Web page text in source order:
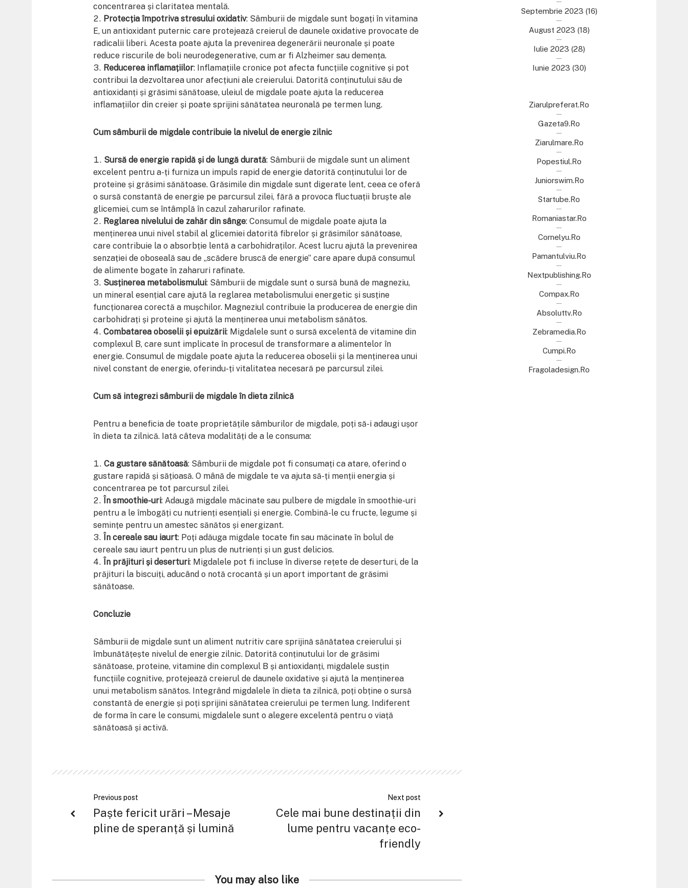
concentrarea și claritatea mentală.
Protecția împotriva stresului oxidativ: Sâmburii de migdale sunt bogați în vitamina
E, un antioxidant puternic care protejează creierul de daunele oxidative provocate de
radicalii liberi. Acesta poate ajuta la prevenirea degenerării neuronale și poate
reduce riscurile de boli neurodegenerative, cum ar fi Alzheimer sau demența.
Reducerea inflamațiilor: Inflamațiile cronice pot afecta funcțiile cognitive și pot
contribui la dezvoltarea unor afecțiuni ale creierului. Datorită conținutului său de
antioxidanți și grăsimi sănătoase, uleiul de migdale poate ajuta la reducerea
inflamațiilor din creier și poate sprijini sănătatea neuronală pe termen lung.
Cum sâmburii de migdale contribuie la nivelul de energie zilnic
Sursă de energie rapidă și de lungă durată: Sâmburii de migdale sunt un aliment
excelent pentru a-ți furniza un impuls rapid de energie datorită conținutului lor de
proteine și grăsimi sănătoase. Grăsimile din migdale sunt digerate lent, ceea ce oferă
o sursă constantă de energie pe parcursul zilei, fără a provoca fluctuații bruște ale
glicemiei, cum se întâmplă în cazul zaharurilor rafinate.
Reglarea nivelului de zahăr din sânge: Consumul de migdale poate ajuta la
menținerea unui nivel stabil al glicemiei datorită fibrelor și grăsimilor sănătoase,
care contribuie la o absorbție lentă a carbohidraților. Acest lucru ajută la prevenirea
senzației de oboseală sau de „scădere bruscă de energie” care apare după consumul
de alimente bogate în zaharuri rafinate.
Susținerea metabolismului: Sâmburii de migdale sunt o sursă bună de magneziu,
un mineral esențial care ajută la reglarea metabolismului energetic și susține
funcționarea corectă a mușchilor. Magneziul contribuie la producerea de energie din
carbohidrați și proteine și ajută la menținerea unui metabolism sănătos.
Combatarea oboselii și epuizării: Migdalele sunt o sursă excelentă de vitamine din
complexul B, care sunt implicate în procesul de transformare a alimentelor în
energie. Consumul de migdale poate ajuta la reducerea oboselii și la menținerea unui
nivel constant de energie, oferindu-ți vitalitatea necesară pe parcursul zilei.
Cum să integrezi sâmburii de migdale în dieta zilnică
Pentru a beneficia de toate proprietățile sâmburilor de migdale, poți să-i adaugi ușor
în dieta ta zilnică. Iată câteva modalități de a le consuma:
Ca gustare sănătoasă: Sâmburii de migdale pot fi consumați ca atare, oferind o
gustare rapidă și sățioasă. O mână de migdale te va ajuta să-ți menții energia și
concentrarea pe tot parcursul zilei.
În smoothie-uri: Adaugă migdale măcinate sau pulbere de migdale în smoothie-uri
pentru a le îmbogăți cu nutrienți esențiali și energie. Combină-le cu fructe, legume și
semințe pentru un amestec sănătos și energizant.
În cereale sau iaurt: Poți adăuga migdale tocate fin sau măcinate în bolul de
cereale sau iaurt pentru un plus de nutrienți și un gust delicios.
În prăjituri și deserturi: Migdalele pot fi incluse în diverse rețete de deserturi, de la
prăjituri la biscuiți, aducând o notă crocantă și un aport important de grăsimi
sănătoase.
Concluzie
Sâmburii de migdale sunt un aliment nutritiv care sprijină sănătatea creierului și
îmbunătățește nivelul de energie zilnic. Datorită conținutului lor de grăsimi
sănătoase, proteine, vitamine din complexul B și antioxidanți, migdalele susțin
funcțiile cognitive, protejează creierul de daunele oxidative și ajută la menținerea
unui metabolism sănătos. Integrând migdalele în dieta ta zilnică, poți obține o sursă
constantă de energie și poți sprijini sănătatea creierului pe termen lung. Indiferent
de forma în care le consumi, migdalele sunt o alegere excelentă pentru o viață
sănătoasă și activă.
Previous post
Paște fericit urări – Mesaje
pline de speranță și lumină
Next post
Cele mai bune destinații din
lume pentru vacanțe eco-
friendly
You may also like
Septembrie 2023 (16)
August 2023 (18)
Iulie 2023 (28)
Iunie 2023 (30)
Ziarulpreferat.ro
Gazeta9.ro
Ziarulmare.ro
Popestiul.ro
Juniorswim.ro
Startube.ro
Romaniastar.ro
Cornelyu.ro
Pamantulviu.ro
Nextpublishing.ro
Compax.ro
Absoluttv.ro
Zebramedia.ro
Cumpi.ro
Fragoladesign.ro